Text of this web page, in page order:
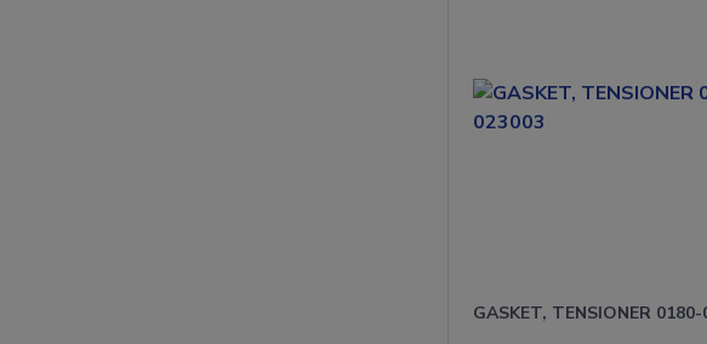
GASKET, TENSIONER 0180-